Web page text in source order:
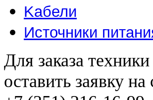
Kабели
Источники
Для заказа
оставить заявку на